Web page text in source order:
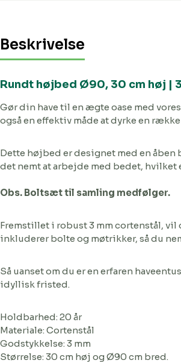
Beskrivelse
Rundt højbed Ø90, 30 cm høj |
Gør din have til en ægte oase med
også en effektiv måde at dyrke en
Dette højbed er designet med en
det nemt at arbejde med bedet, hvilket
Obs. Boltsæt til samling medfølger.
Fremstillet i robust 3 mm cortenstål,
inkluderer bolte og møtrikker, så du
Så uanset om du er en erfaren
idyllisk fristed.
Holdbarhed: 20 år
Materiale: Cortenstål
Godstykkelse: 3 mm
Størrelse: 30 cm høj og Ø90 cm bred.